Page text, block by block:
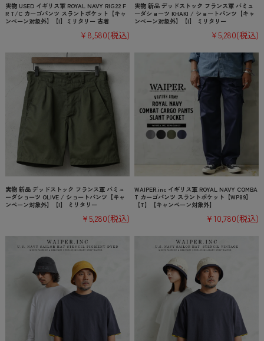
実物 USED イギリス軍 ROYAL NAVY RIG22 F
R T/C カーゴパンツ スラントポケット【キャ
ンペーン対象外】【I】ミリタリー 古着
¥8,580(税込)
実物 新品 デッドストック フランス軍 バミュ
ーダショーツ KHAKI / ショートパンツ【キャ
ンペーン対象外】【I】 ミリタリー
¥5,280(税込)
実物 新品 デッドストック フランス軍 バミュ
ーダショーツ OLIVE / ショートパンツ【キャ
ンペーン対象外】【I】 ミリタリー
¥5,280(税込)
WAIPER.inc イギリス軍 ROYAL NAVY COMBA
T カーゴパンツ スラントポケット【WP89】
【T】【キャンペーン対象外】
¥10,780(税込)